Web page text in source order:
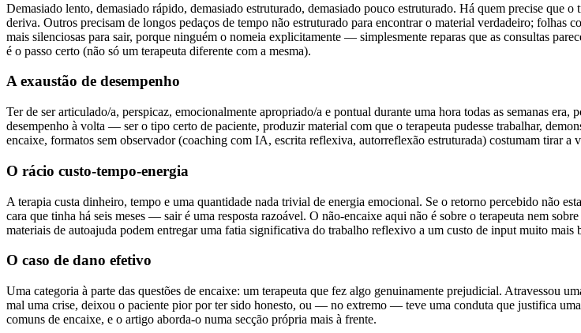
Demasiado lento, demasiado rápido, demasiado estruturado, demasiado pouco estruturado. Há quem precise que
deriva. Outros precisam de longos pedaços de tempo não estruturado para encontrar o material verdadeiro; folhas
mais silenciosas para sair, porque ninguém o nomeia explicitamente — simplesmente reparas que as consultas
é o passo certo (não só um terapeuta diferente com a mesma).
A exaustão de desempenho
Ter de ser articulado/a, perspicaz, emocionalmente apropriado/a e pontual durante uma hora todas as semanas
desempenho à volta — ser o tipo certo de paciente, produzir material com que o terapeuta pudesse trabalhar,
encaixe, formatos sem observador (coaching com IA, escrita reflexiva, autorreflexão estruturada) costumam tirar a
O rácio custo-tempo-energia
A terapia custa dinheiro, tempo e uma quantidade nada trivial de energia emocional. Se o retorno percebido não
cara que tinha há seis meses — sair é uma resposta razoável. O não-encaixe aqui não é sobre o terapeuta nem
materiais de autoajuda podem entregar uma fatia significativa do trabalho reflexivo a um custo de input muito mais
O caso de dano efetivo
Uma categoria à parte das questões de encaixe: um terapeuta que fez algo genuinamente prejudicial. Atravessou
mal uma crise, deixou o paciente pior por ter sido honesto, ou — no extremo — teve uma conduta que justifica
comuns de encaixe, e o artigo aborda-o numa secção própria mais à frente.